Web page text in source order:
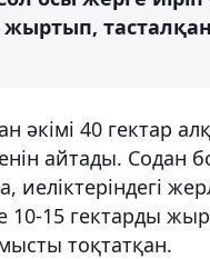
жыртып,
әкімі 40 гектар
айтады. Содан
15 гектарды
тоқтатқан.